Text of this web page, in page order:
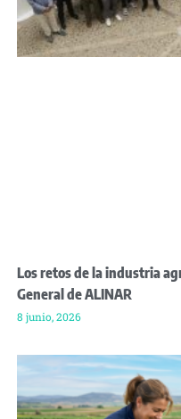
Los retos de la industria
General de ALINAR
8 junio, 2026